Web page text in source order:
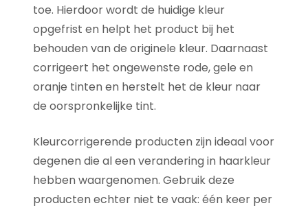
toe. Hierdoor wordt de huidige kleur
opgefrist en helpt het product bij het
behouden van de originele kleur. Daarnaast
corrigeert het ongewenste rode, gele en
oranje tinten en herstelt het de kleur naar
de oorspronkelijke tint.
Kleurcorrigerende producten zijn ideaal voor
degenen die al een verandering in haarkleur
hebben waargenomen. Gebruik deze
producten echter niet te vaak: één keer per